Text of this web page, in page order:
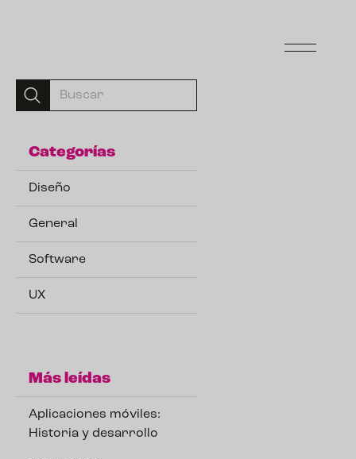
Categorías
Diseño
General
Software
UX
Más leídas
Aplicaciones móviles:
Historia y desarrollo